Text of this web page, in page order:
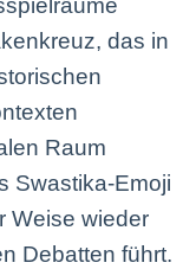
das in
Raum
Swastika-Emoji
Weise wieder
Debatten führt.